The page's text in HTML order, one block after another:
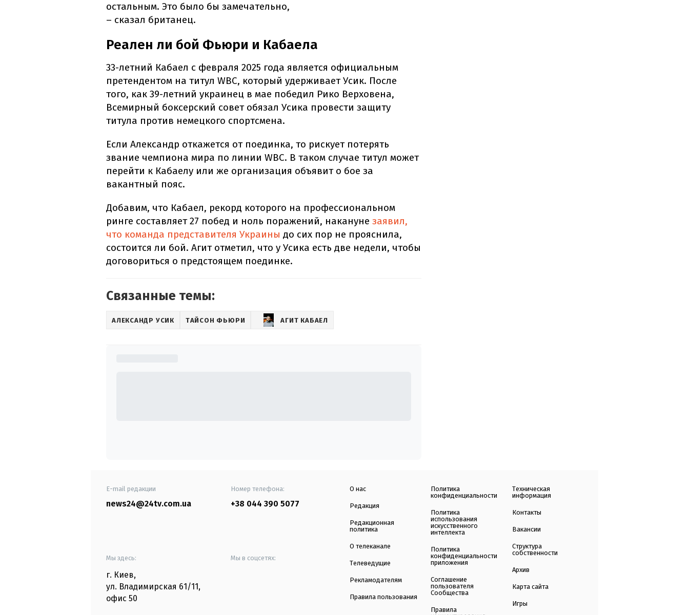
остальным. Это было бы замечательно,
– сказал британец.
Реален ли бой Фьюри и Кабаела
33-летний Кабаел с февраля 2025 года является официальным
претендентом на титул WBC, который удерживает Усик. После
того, как 39-летний украинец в мае победил Рико Верховена,
Всемирный боксерский совет обязал Усика провести защиту
титула против немецкого спортсмена.
Если Александр откажется от поединка, то рискует потерять
звание чемпиона мира по линии WBC. В таком случае титул может
перейти к Кабаелу или же организация объявит о бое за
вакантный пояс.
Добавим, что Кабаел, рекорд которого на профессиональном
ринге составляет 27 побед и ноль поражений, накануне заявил,
что команда представителя Украины до сих пор не прояснила,
состоится ли бой. Агит отметил, что у Усика есть две недели, чтобы
договориться о предстоящем поединке.
Связанные темы:
АЛЕКСАНДР УСИК ТАЙСОН ФЬЮРИ АГИТ КАБАЕЛ
E-mail редакции
news24@24tv.com.ua
Номер телефона:
+38 044 390 5077
Мы здесь:
г. Киев,
ул. Владимирская 61/11,
офис 50
Мы в соцсетях:
О нас
Редакция
Редакционная
политика
О телеканале
Телеведущие
Рекламодателям
Правила пользования
Политика
конфиденциальности
Политика
использования
искусственного
интеллекта
Политика
конфиденциальности
приложения
Соглашение
пользователя
Сообщества
Правила
Техническая
информация
Контакты
Вакансии
Структура
собственности
Архив
Карта сайта
Игры